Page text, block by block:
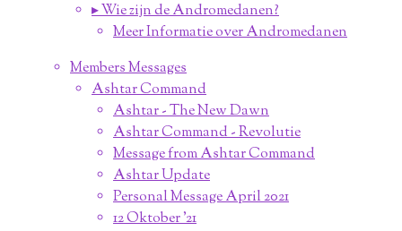
▸ Wie zijn de Andromedanen?
Meer Informatie over Andromedanen
Members Messages
Ashtar Command
Ashtar - The New Dawn
Ashtar Command - Revolutie
Message from Ashtar Command
Ashtar Update
Personal Message April 2021
12 Oktober '21